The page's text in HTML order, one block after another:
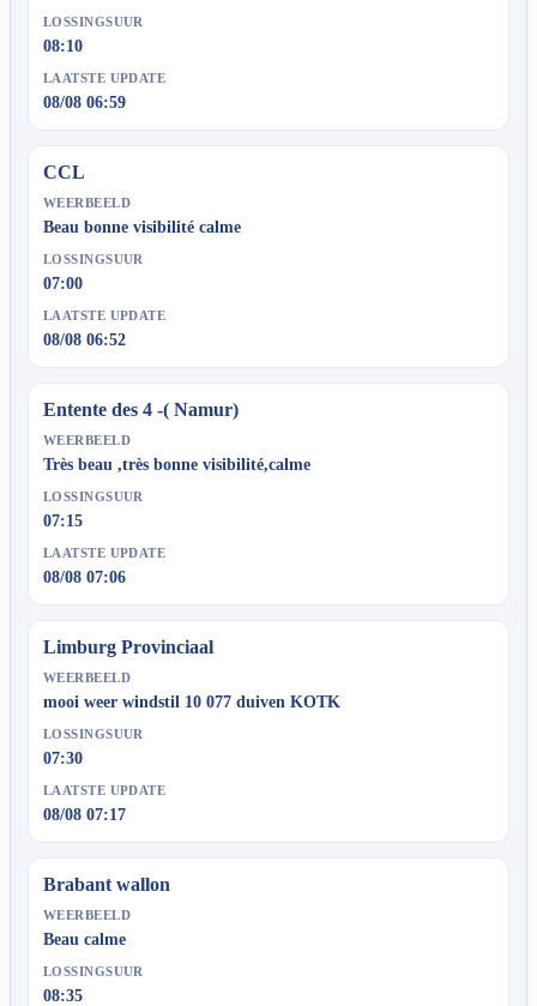
LOSSINGSUUR
08:10
LAATSTE UPDATE
08/08 06:59
CCL
WEERBEELD
Beau bonne visibilité calme
LOSSINGSUUR
07:00
LAATSTE UPDATE
08/08 06:52
Entente des 4 -( Namur)
WEERBEELD
Très beau ,très bonne visibilité,calme
LOSSINGSUUR
07:15
LAATSTE UPDATE
08/08 07:06
Limburg Provinciaal
WEERBEELD
mooi weer windstil 10 077 duiven KOTK
LOSSINGSUUR
07:30
LAATSTE UPDATE
08/08 07:17
Brabant wallon
WEERBEELD
Beau calme
LOSSINGSUUR
08:35